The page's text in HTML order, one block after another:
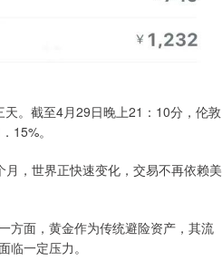
。截至4月29日晚上21：10分，伦敦
15%。
，世界正快速变化，交易不再依赖美
面，黄金作为传统避险资产，其流
一定压力。